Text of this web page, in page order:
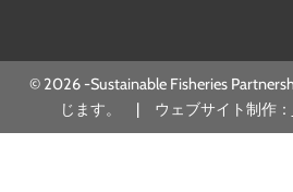
© 2026 -Sustainable Fisheries
じます。 | ウェブサイト制作：